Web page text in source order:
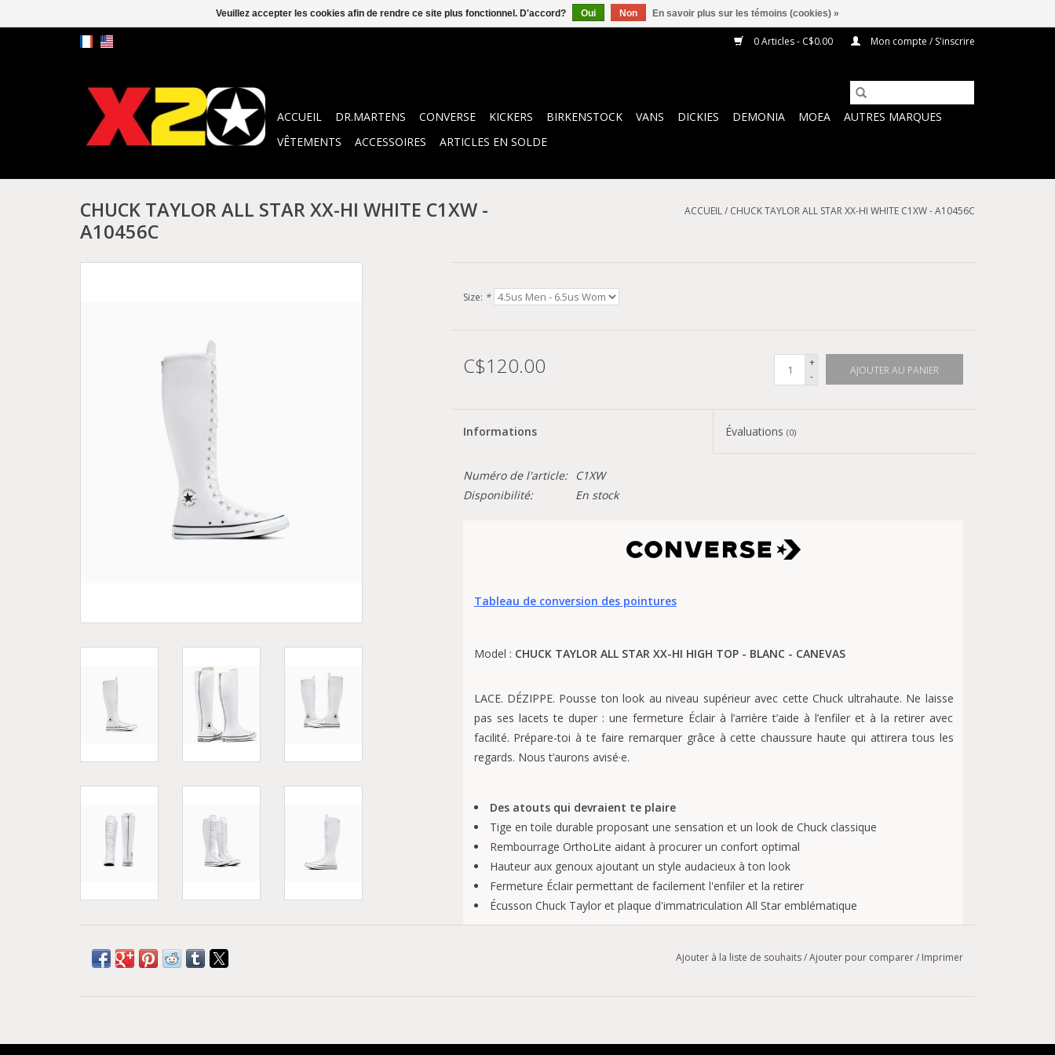
0 Articles - C$0.00 Mon compte / S'inscrire
ACCUEIL DR.MARTENS CONVERSE KICKERS BIRKENSTOCK VANS DICKIES DEMONIA MOEA
AUTRES MARQUES
VÊTEMENTS
ACCESSOIRES ARTICLES EN SOLDE
CHUCK TAYLOR ALL STAR XX-HI WHITE C1XW -
A10456C
ACCUEIL/ CHUCK TAYLOR ALL STAR XX-HI WHITE C1XW - A10456C
Size: *
C$120.00
+
-
AJOUTER AU PANIER
Informations Évaluations(0)
Numéro de l'article:
C1XW
Disponibilité:
En stock
Tableau de conversion des pointures
Model : CHUCK TAYLOR ALL STAR XX-HI HIGH TOP - BLANC - CANEVAS
LACE. DÉZIPPE. Pousse ton look au niveau supérieur avec cette Chuck ultrahaute. Ne laisse
pas ses lacets te duper : une fermeture Éclair à l’arrière t’aide à l’enfiler et à la retirer avec
facilité. Prépare-toi à te faire remarquer grâce à cette chaussure haute qui attirera tous les
regards. Nous t’aurons avisé·e.
Des atouts qui devraient te plaire
Tige en toile durable proposant une sensation et un look de Chuck classique
Rembourrage OrthoLite aidant à procurer un confort optimal
Hauteur aux genoux ajoutant un style audacieux à ton look
Fermeture Éclair permettant de facilement l'enfiler et la retirer
Écusson Chuck Taylor et plaque d'immatriculation All Star emblématique
Ajouter à la liste de souhaits/Ajouter pour comparer/ Imprimer
Veuillez accepter les cookies afin de rendre ce site plus fonctionnel. D'accord? Oui Non En savoir plus sur les témoins (cookies) »